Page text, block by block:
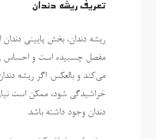
تعریف ریشه دندان
ریشه دندان، بخش پایینی
مفصل چسبیده است و احساس را
می‌کند و بالعکس. اگر ریشه
خراشیدگی شود، ممکن است
دندان وجود داشته باشد.